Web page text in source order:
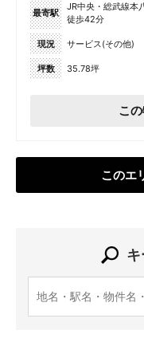
最寄駅
JR中央・総武線本
徒歩42分
現況 サービス(その他)
坪数 35.78坪
こ
このエ